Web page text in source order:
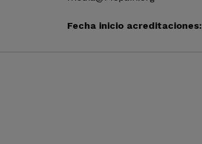
Fecha inicio acreditaciones: